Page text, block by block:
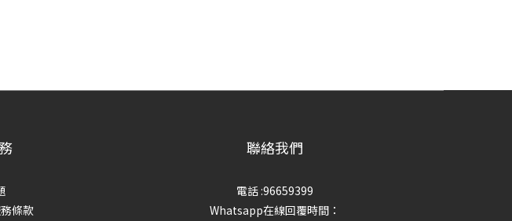
條款
聯絡我們
電話 :96659399
Whatsapp在線回覆時間：